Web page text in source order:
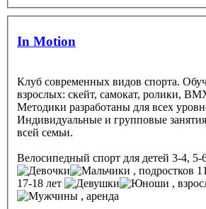
In Motion
Клуб современных видов спорта.
взрослых: скейт, самокат, ролики,
Методики разработаны для всех
Индивидуальные и групповые
всей семьи.
Велосипедный спорт для детей 3-4, 5-
, подростков
17-18 лет
,
, аренда